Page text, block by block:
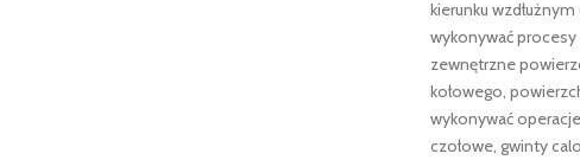
kierunku
wykonywać procesy
zewnętrzne
kołowego,
wykonywać
czołowe, gwinty